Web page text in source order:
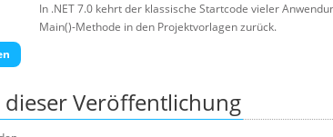
In .NET 7.0 kehrt der klassische Startcode vieler
Main()-Methode in den Projektvorlagen zurück.
Veröffentlichung